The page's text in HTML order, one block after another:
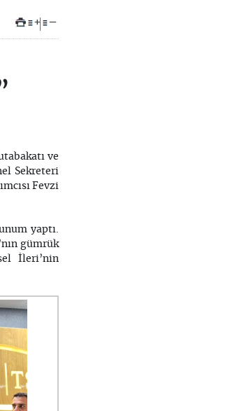
+ –
ve
Sekreteri
Fevzi
yaptı.
gümrük
İleri’nin